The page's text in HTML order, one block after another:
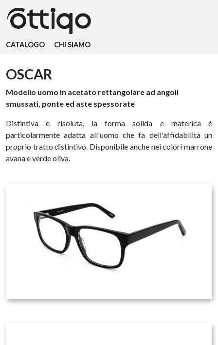
CATALOGO CHI SIAMO
OSCAR
Modello uomo in acetato rettangolare ad angoli
smussati, ponte ed aste spessorate
Distintiva e risoluta, la forma solida e materica è
particolarmente adatta all'uomo che fa dell'affidabilità un
proprio tratto distintivo. Disponibile anche nei colori marrone
avana e verde oliva.